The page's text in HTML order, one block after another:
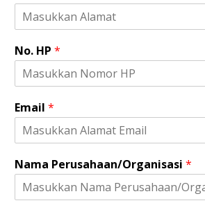
No. HP *
*
J
n
s
Email *
Nama Perusahaan/Organisasi *